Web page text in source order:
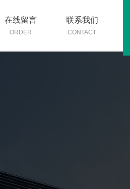
在线留言
ORDER
联系我们
CONTACT